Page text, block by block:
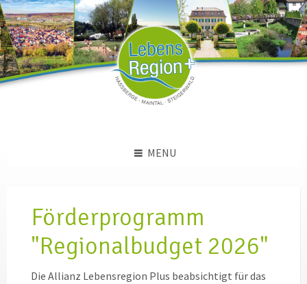
Skip
to
content
Skip
to
left
sidebar
Skip
to
footer
MENU
Förderprogramm
"Regionalbudget 2026"
Die Allianz Lebensregion Plus beabsichtigt für das